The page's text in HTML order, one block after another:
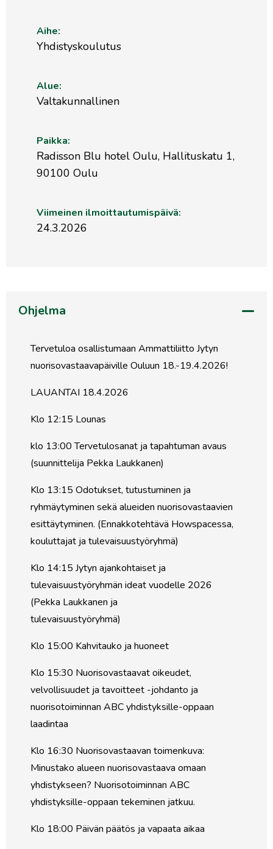
Aihe:
Yhdistyskoulutus
Alue:
Valtakunnallinen
Paikka:
Radisson Blu hotel Oulu, Hallituskatu 1,
90100 Oulu
Viimeinen ilmoittautumispäivä:
24.3.2026
Ohjelma
Tervetuloa osallistumaan Ammattiliitto Jytyn
nuorisovastaavapäiville Ouluun 18.-19.4.2026!
LAUANTAI 18.4.2026
Klo 12:15 Lounas
klo 13:00 Tervetulosanat ja tapahtuman avaus
(suunnittelija Pekka Laukkanen)
Klo 13:15 Odotukset, tutustuminen ja
ryhmäytyminen sekä alueiden nuorisovastaavien
esittäytyminen. (Ennakkotehtävä Howspacessa,
kouluttajat ja tulevaisuustyöryhmä)
Klo 14:15 Jytyn ajankohtaiset ja
tulevaisuustyöryhmän ideat vuodelle 2026
(Pekka Laukkanen ja
tulevaisuustyöryhmä)
Klo 15:00 Kahvitauko ja huoneet
Klo 15:30 Nuorisovastaavat oikeudet,
velvollisuudet ja tavoitteet -johdanto ja
nuorisotoiminnan ABC yhdistyksille-oppaan
laadintaa
Klo 16:30 Nuorisovastaavan toimenkuva:
Minustako alueen nuorisovastaava omaan
yhdistykseen? Nuorisotoiminnan ABC
yhdistyksille-oppaan tekeminen jatkuu.
Klo 18:00 Päivän päätös ja vapaata aikaa